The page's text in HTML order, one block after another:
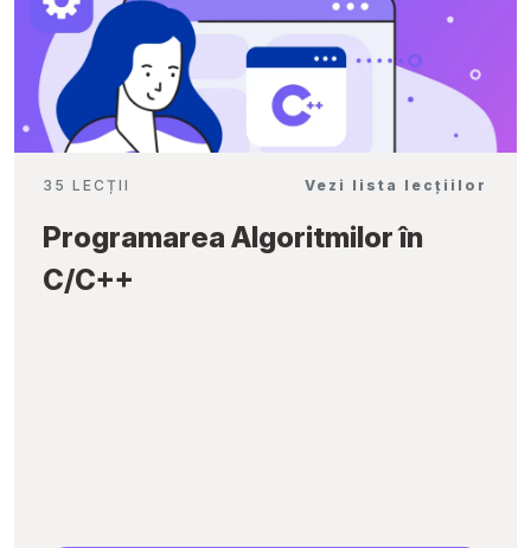
35 LECȚII Vezi lista lecțiilor
Programarea Algoritmilor în
C/C++